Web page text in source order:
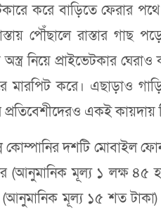
করে বাড়িতে ফেরার
পৌঁছালে রাস্তার
নিয়ে প্রাইভেটকার
মারপিট করে। এছাড়াও
একই কায়দায়
কোম্পানির দশটি মোবাইল
(আনুমানিক মূল্য ১ লক্ষ ৪৫
মূল্য ১৫ শত টাকা)